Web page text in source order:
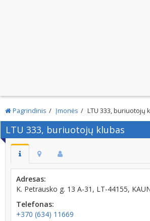
Pagrindinis Įmonės LTU 333, buriuotojų
LTU 333, buriuotojų klubas
Adresas:
K. Petrausko g. 13 A-31, LT-44155,
Telefonas:
+370 (634) 11669